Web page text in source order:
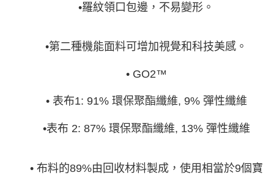
•羅紋領口包邊，不易變形。
•第二種機能面料可增加視覺和科技美感。
• GO2™
• 表布1: 91% 環保聚酯纖維, 9% 彈性纖維
•表布 2: 87% 環保聚酯纖維, 13% 彈性纖維
• 布料的89%由回收材料製成，使用相當於9個寶